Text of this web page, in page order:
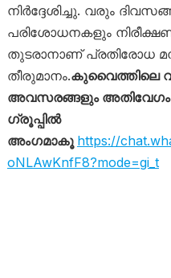
നിർദ്ദേശിച്ചു. വരും
പരിശോധനകളും
തുടരാനാണ് പ്രതിരോധ
തീരുമാനം.കുവൈത്തിലെ
അവസരങ്ങളും
ഗ്രൂപ്പിൽ
അംഗമാകൂ https://
oNLAwKnfF8?mode=gi_t